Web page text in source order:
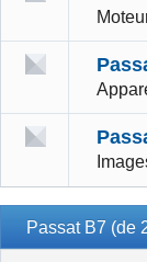
Passat B7 (de